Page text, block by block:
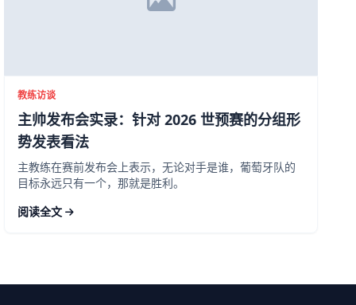
教练访谈
主帅发布会实录：针对 2026 世预赛的分组形
势发表看法
主教练在赛前发布会上表示，无论对手是谁，葡萄牙队的
目标永远只有一个，那就是胜利。
阅读全文